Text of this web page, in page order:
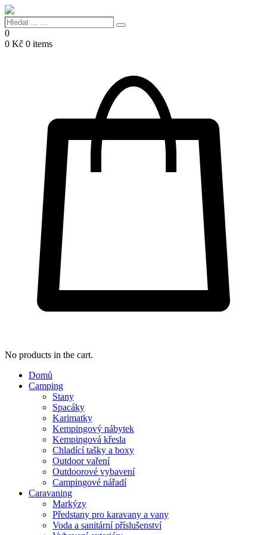
Hledat
...
…
Search
0
0 Kč 0 items
No products in the cart.
Domů
Camping
Stany
Spacáky
Karimatky
Kempingový nábytek
Kempingová křesla
Chladící tašky a boxy
Outdoor vaření
Outdoorové vybavení
Campingové nářadí
Caravaning
Markýzy
Předstany pro karavany a vany
Voda a sanitární příslušenství